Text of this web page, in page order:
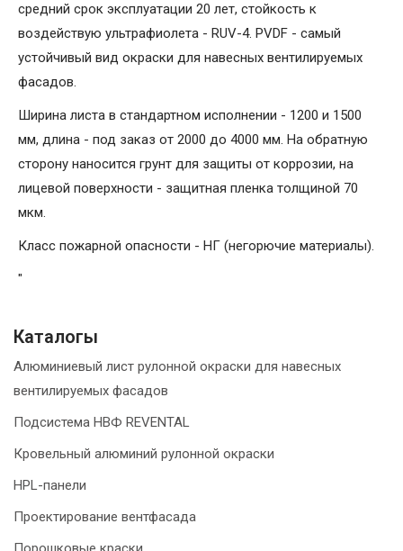
средний срок эксплуатации 20 лет, стойкость к
воздействую ультрафиолета - RUV-4. PVDF - самый
устойчивый вид окраски для навесных вентилируемых
фасадов.
Ширина листа в стандартном исполнении - 1200 и 1500
мм, длина - под заказ от 2000 до 4000 мм. На обратную
сторону наносится грунт для защиты от коррозии, на
лицевой поверхности - защитная пленка толщиной 70
мкм.
Класс пожарной опасности - НГ (негорючие материалы).
"
Каталогы
Алюминиевый лист рулонной окраски для навесных
вентилируемых фасадов
Подсистема НВФ REVENTAL
Кровельный алюминий рулонной окраски
HPL-панели
Проектирование вентфасада